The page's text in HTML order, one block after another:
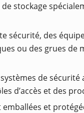
stockage
sécurité, des
ou des grues
de
d’accès et des
et